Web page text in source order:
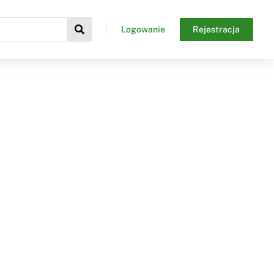
Logowanie Rejestracja